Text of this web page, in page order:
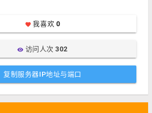
favorite 我喜欢 0
visibility访问人次302
复制服务器IP地址与端口